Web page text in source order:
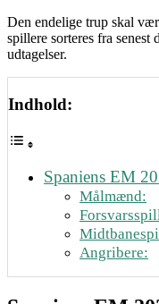
Den endelige trup skal
spillere sorteres fra
udtagelser.
Indhold:
Spaniens EM
Målmænd:
Angribere: